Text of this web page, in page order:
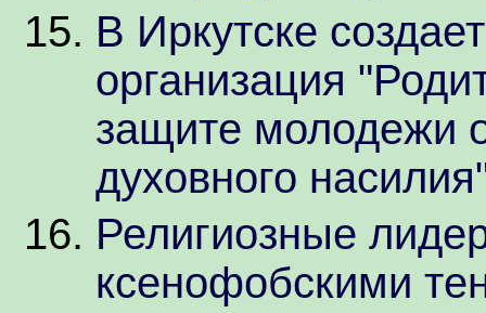
В Иркутске
организация
защите молодежи
духовного
Религиозные
ксенофобскими